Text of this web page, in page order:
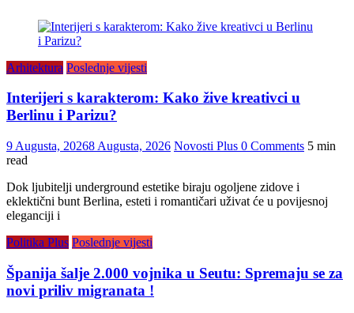
Arhitektura Poslednje vijesti
Interijeri s karakterom: Kako žive kreativci u
Berlinu i Parizu?
9 Augusta, 20268 Augusta, 2026 Novosti Plus 0 Comments 5 min
read
Dok ljubitelji underground estetike biraju ogoljene zidove i
eklektični bunt Berlina, esteti i romantičari uživat će u povijesnoj
eleganciji i
Politika Plus Poslednje vijesti
Španija šalje 2.000 vojnika u Seutu: Spremaju se za
novi priliv migranata !